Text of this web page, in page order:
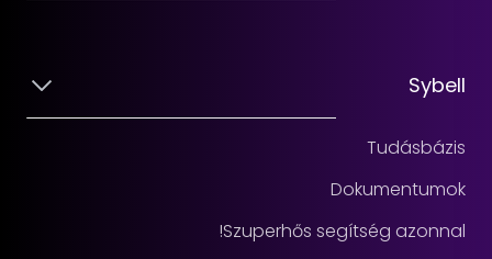
Sybell
Tudásbázis
Dokumentumok
Szuperhős segítség azonnal!